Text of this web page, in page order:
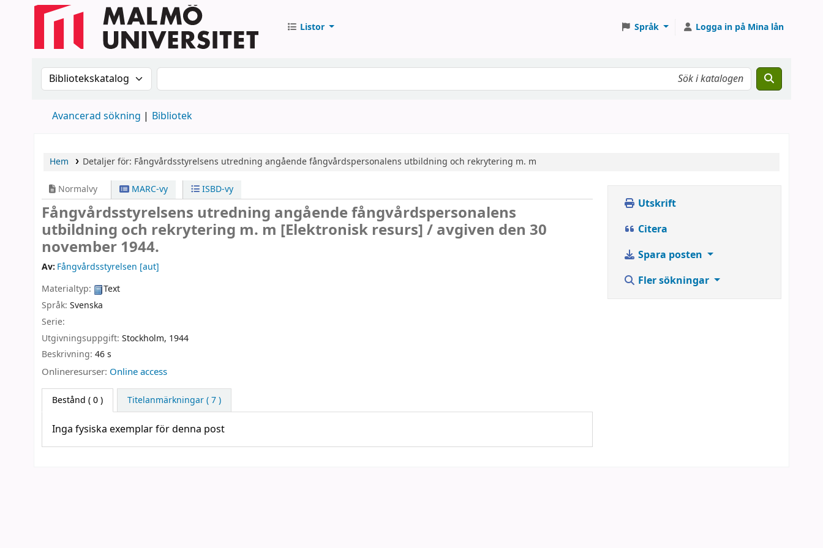
Listor Språk Logga in på Mina lån
Sök i katalogen efter:Sök i katalogen
Avancerad sökning Bibliotek
Hem Detaljer för: Fångvårdsstyrelsens utredning angående fångvårdspersonalens utbildning och rekrytering m. m
Normalvy MARC-vy ISBD-vy
Fångvårdsstyrelsens utredning angående fångvårdspersonalens
utbildning och rekrytering m. m [Elektronisk resurs] /avgiven den 30
november 1944.
Av: Fångvårdsstyrelsen [aut]
Materialtyp:
Text
Språk: Svenska
Serie:
Utgivningsuppgift: Stockholm, 1944
Beskrivning: 46 s
Onlineresurser: Online access
Bestånd ( 0 ) Titelanmärkningar ( 7 )
Inga fysiska exemplar för denna post
Utskrift
Citera
Spara posten
Fler sökningar